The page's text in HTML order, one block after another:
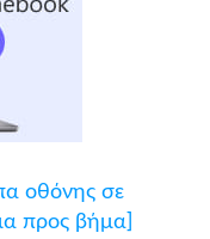
οθόνης σε
προς βήμα]